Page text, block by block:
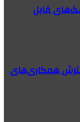
قابل
همکاری‌های